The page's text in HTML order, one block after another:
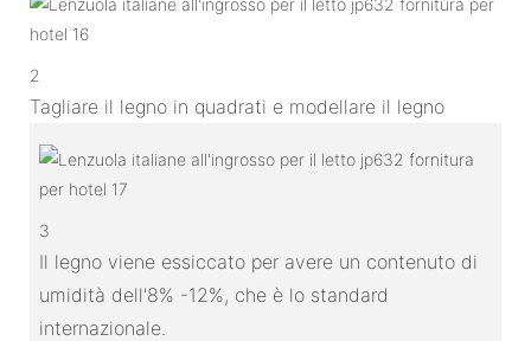
2
Tagliare il legno in quadrati e modellare il legno
3
Il legno viene essiccato per avere un contenuto di
umidità dell'8% -12%, che è lo standard
internazionale.